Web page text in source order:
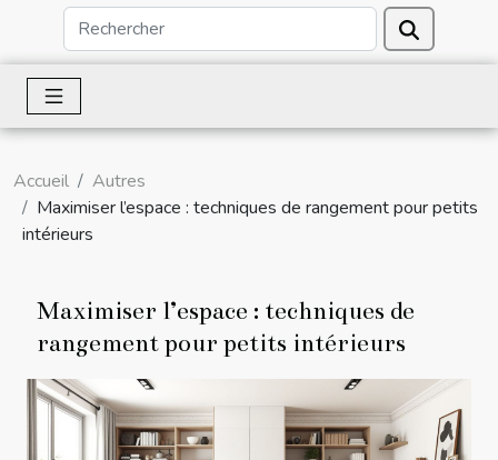
Accueil
Autres
Maximiser l’espace : techniques de rangement pour petits
intérieurs
Maximiser l’espace : techniques de
rangement pour petits intérieurs